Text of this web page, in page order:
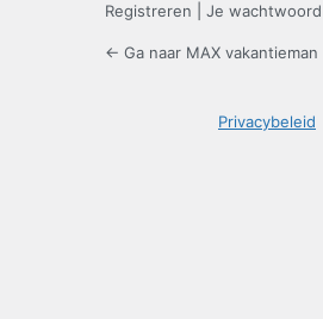
Registreren Je
← Ga naar MAX vakantieman
Privacybeleid